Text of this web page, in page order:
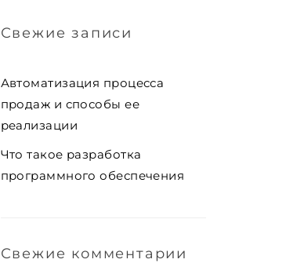
Свежие записи
Автоматизация процесса
продаж и способы ее
реализации
Что такое разработка
программного обеспечения
Свежие комментарии